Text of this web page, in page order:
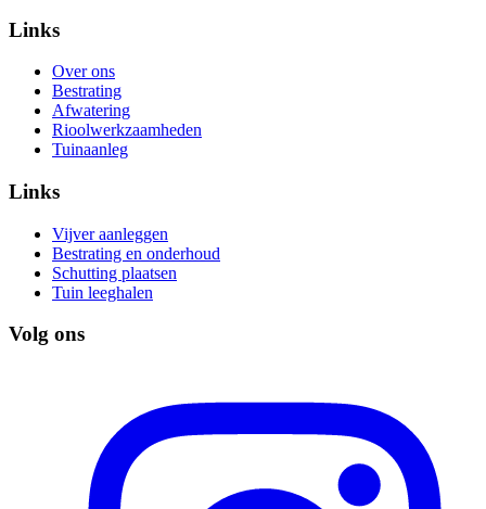
Links
Over ons
Bestrating
Afwatering
Rioolwerkzaamheden
Tuinaanleg
Links
Vijver aanleggen
Bestrating en onderhoud
Schutting plaatsen
Tuin leeghalen
Volg ons